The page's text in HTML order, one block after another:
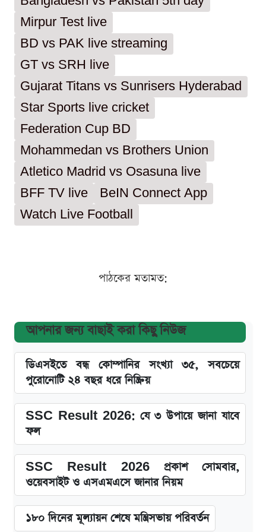
Mirpur Test live
BD vs PAK live streaming
GT vs SRH live
Gujarat Titans vs Sunrisers Hyderabad
Star Sports live cricket
Federation Cup BD
Mohammedan vs Brothers Union
Atletico Madrid vs Osasuna live
BFF TV live
BeIN Connect App
Watch Live Football
পাঠকের মতামত:
আপনার জন্য বাছাই করা কিছু নিউজ
ডিএসইতে বন্ধ কোম্পানির সংখ্যা ৩৫, সবচেয়ে
পুরোনোটি ২৪ বছর ধরে নিষ্ক্রিয়
SSC Result 2026: যে ৩ উপায়ে জানা যাবে
ফল
SSC Result 2026 প্রকাশ সোমবার,
ওয়েবসাইট ও এসএমএসে জানার নিয়ম
১৮০ দিনের মূল্যায়ন শেষে মন্ত্রিসভায় পরিবর্তন